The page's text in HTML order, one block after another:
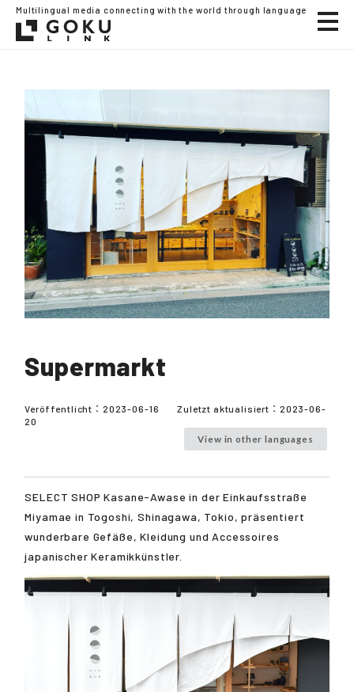
Multilingual media connecting with the world through language
Supermarkt
Veröffentlicht： 2023-06-16 Zuletzt aktualisiert： 2023-06-
20
View in other languages
SELECT SHOP Kasane-Awase in der Einkaufsstraße
Miyamae in Togoshi, Shinagawa, Tokio, präsentiert
wunderbare Gefäße, Kleidung und Accessoires
japanischer Keramikkünstler.